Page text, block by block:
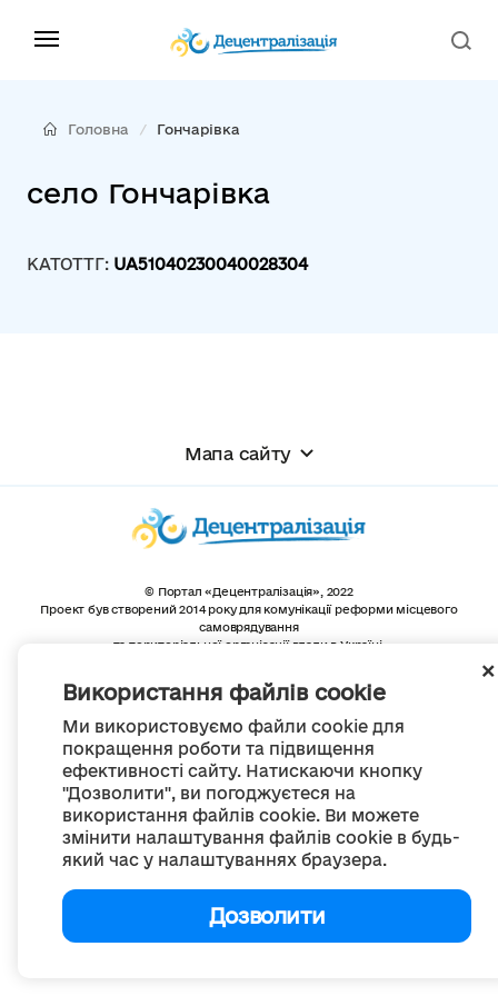
Використання файлів cookie
Ми використовуємо файли cookie для
покращення роботи та підвищення
ефективності сайту. Натискаючи кнопку
"Дозволити", ви погоджуєтеся на
використання файлів cookie. Ви можете
змінити налаштування файлів cookie в будь-
який час у налаштуваннях браузера.
Дозволити
Головна Гончарівка
село Гончарівка
КАТОТТГ: UA51040230040028304
Мапа сайту
© Портал «Децентралізація», 2022
Проект був створений 2014 року для комунікації реформи місцевого
самоврядування
та територіальної організації влади в Україні.
Весь контент доступний за ліцензією
Creative Commons Attribution 4.0 International license,
якщо не зазначено інше